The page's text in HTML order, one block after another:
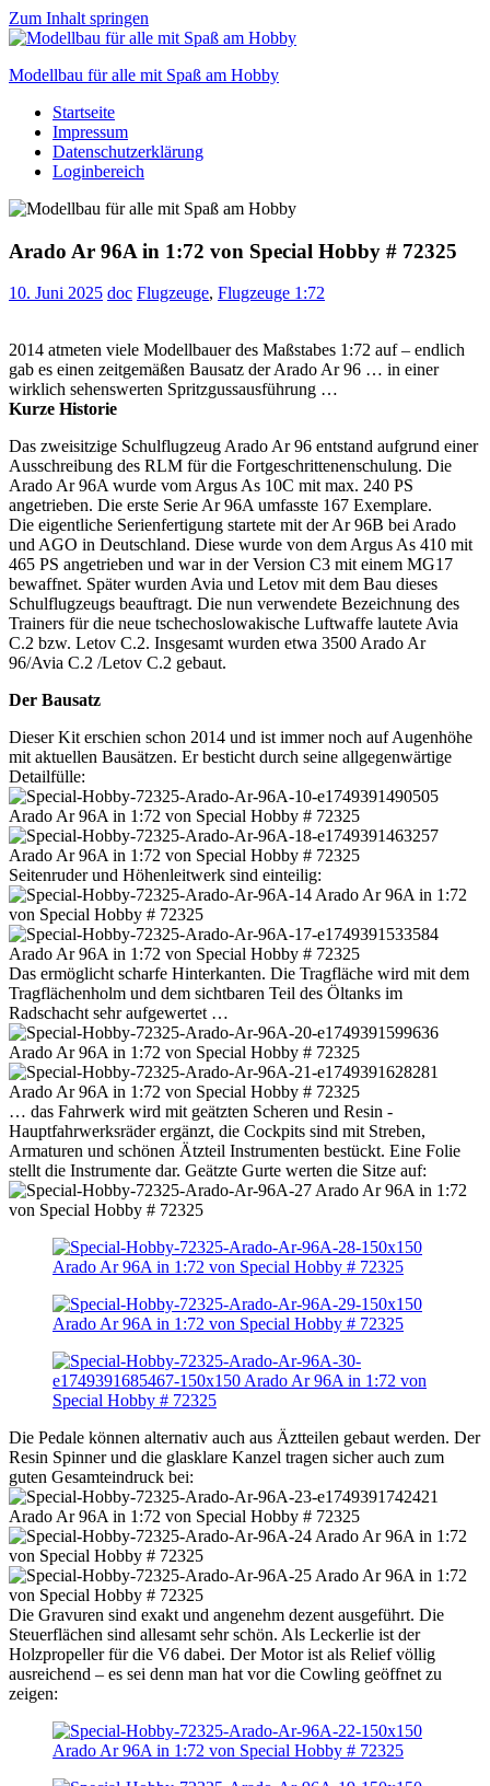
Zum Inhalt springen
Modellbau für alle mit Spaß am Hobby
Scale
modelling
to
Startseite
Impressum
Datenschutzerklärung
Loginbereich
Arado Ar 96A in 1:72 von Special Hobby # 72325
10. Juni 2025 doc Flugzeuge, Flugzeuge 1:72
2014 atmeten viele Modellbauer des Maßstabes 1:72 auf – endlich
gab es einen zeitgemäßen Bausatz der Arado Ar 96 … in einer
wirklich sehenswerten Spritzgussausführung …
Kurze Historie
Das zweisitzige Schulflugzeug Arado Ar 96 entstand aufgrund einer
Ausschreibung des RLM für die Fortgeschrittenenschulung. Die
Arado Ar 96A wurde vom Argus As 10C mit max. 240 PS
angetrieben. Die erste Serie Ar 96A umfasste 167 Exemplare.
Die eigentliche Serienfertigung startete mit der Ar 96B bei Arado
und AGO in Deutschland. Diese wurde von dem Argus As 410 mit
465 PS angetrieben und war in der Version C3 mit einem MG17
bewaffnet. Später wurden Avia und Letov mit dem Bau dieses
Schulflugzeugs beauftragt. Die nun verwendete Bezeichnung des
Trainers für die neue tschechoslowakische Luftwaffe lautete Avia
C.2 bzw. Letov C.2. Insgesamt wurden etwa 3500 Arado Ar
96/Avia C.2 /Letov C.2 gebaut.
Der Bausatz
Dieser Kit erschien schon 2014 und ist immer noch auf Augenhöhe
mit aktuellen Bausätzen. Er besticht durch seine allgegenwärtige
Detailfülle:
Seitenruder und Höhenleitwerk sind einteilig:
Das ermöglicht scharfe Hinterkanten. Die Tragfläche wird mit dem
Tragflächenholm und dem sichtbaren Teil des Öltanks im
Radschacht sehr aufgewertet …
… das Fahrwerk wird mit geätzten Scheren und Resin -
Hauptfahrwerksräder ergänzt, die Cockpits sind mit Streben,
Armaturen und schönen Ätzteil Instrumenten bestückt. Eine Folie
stellt die Instrumente dar. Geätzte Gurte werten die Sitze auf:
Die Pedale können alternativ auch aus Äztteilen gebaut werden. Der
Resin Spinner und die glasklare Kanzel tragen sicher auch zum
guten Gesamteindruck bei:
Die Gravuren sind exakt und angenehm dezent ausgeführt. Die
Steuerflächen sind allesamt sehr schön. Als Leckerlie ist der
Holzpropeller für die V6 dabei. Der Motor ist als Relief völlig
ausreichend – es sei denn man hat vor die Cowling geöffnet zu
zeigen: